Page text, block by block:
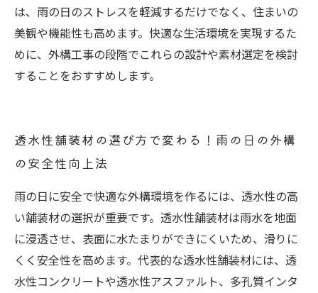
は、雨の日のストレスを軽減するだけでなく、住まいの
美観や機能性も高めます。快適な生活環境を実現するた
めに、外構工事の段階でこれらの設計や素材選定を検討
することをおすすめします。
透水性舗装材の選び方で変わる！雨の日の外構
の安全性向上法
雨の日に安全で快適な外構環境を作るには、透水性の高
い舗装材の選択が重要です。透水性舗装材は雨水を地面
に浸透させ、表面に水たまりができにくいため、滑りに
くく安全性を高めます。代表的な透水性舗装材には、透
水性コンクリートや透水性アスファルト、多孔質インタ